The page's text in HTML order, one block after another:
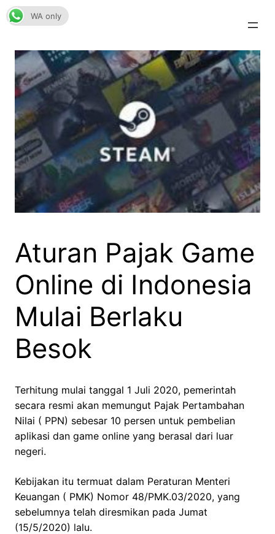
Skip
to
Aturan Pajak Game
Online di Indonesia
Mulai Berlaku
Besok
Terhitung mulai tanggal 1 Juli 2020, pemerintah
secara resmi akan memungut Pajak Pertambahan
Nilai ( PPN) sebesar 10 persen untuk pembelian
aplikasi dan game online yang berasal dari luar
negeri.
Kebijakan itu termuat dalam Peraturan Menteri
Keuangan ( PMK) Nomor 48/PMK.03/2020, yang
sebelumnya telah diresmikan pada Jumat
(15/5/2020) lalu.
WA only